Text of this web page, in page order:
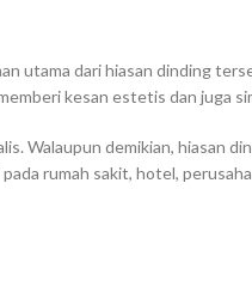
utama dari hiasan dinding
kesan estetis dan juga
Walaupun demikian, hiasan
rumah sakit, hotel,